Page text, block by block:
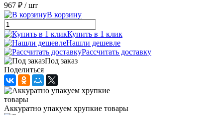
967 ₽ / шт
В корзину
Купить в 1 клик
Нашли дешевле
Рассчитать доставку
Под заказ
Поделиться
Аккуратно упакуем хрупкие товары